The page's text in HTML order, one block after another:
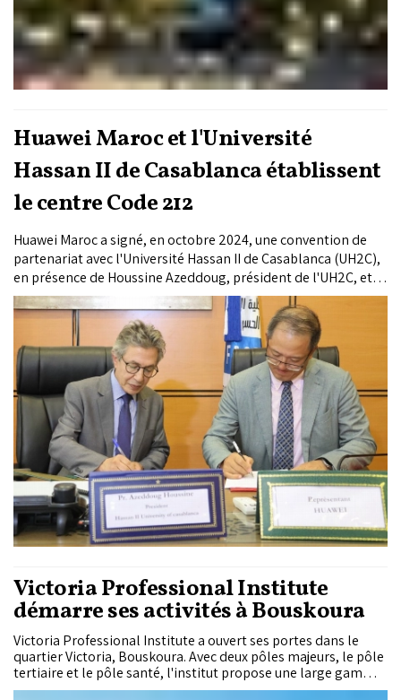
Huawei Maroc et l'Université
Hassan II de Casablanca établissent
le centre Code 212
Huawei Maroc a signé, en octobre 2024, une convention de
partenariat avec l'Université Hassan II de Casablanca (UH2C),
en présence de Houssine Azeddoug, président de l'UH2C, et
Jason Chen, vice-président de Huawei Maroc. Cette
collaboration vise à donner naissance au centre 'Code 212',
qui doit renforcer les compétences numériques des étudiants
marocains à travers des formations innovantes, répondant
ainsi aux besoins croissants du marché du travail.
Victoria Professional Institute
démarre ses activités à Bouskoura
Victoria Professional Institute a ouvert ses portes dans le
quartier Victoria, Bouskoura. Avec deux pôles majeurs, le pôle
tertiaire et le pôle santé, l'institut propose une large gamme
de filières, accessibles avec ou sans baccalauréat.